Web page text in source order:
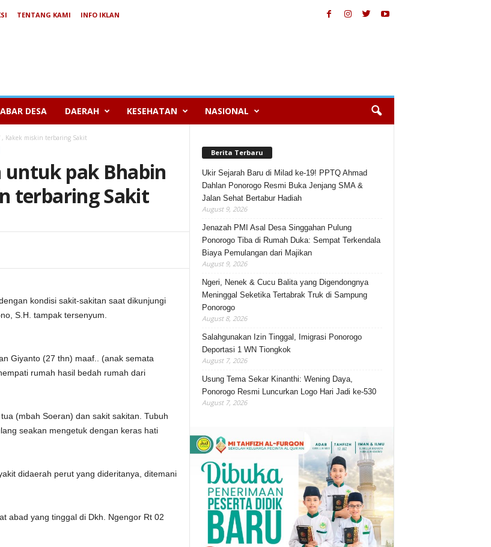
TENTANG KAMI
INFO IKLAN
DESA DAERAH KESEHATAN NASIONAL
Kakek miskin terbaring Sakit
untuk pak Bhabin
terbaring Sakit
kondisi sakit-sakitan saat dikunjungi
S.H. tampak tersenyum.
Giyanto (27 thn) maaf.. (anak semata
rumah hasil bedah rumah dari
(mbah Soeran) dan sakit sakitan. Tubuh
seakan mengetuk dengan keras hati
didaerah perut yang dideritanya, ditemani
abad yang tinggal di Dkh. Ngengor Rt 02
Berita Terbaru
Ukir Sejarah Baru di Milad ke-19! PPTQ Ahmad
Dahlan Ponorogo Resmi Buka Jenjang SMA &
Jalan Sehat Bertabur Hadiah
August 9, 2026
Jenazah PMI Asal Desa Singgahan Pulung
Ponorogo Tiba di Rumah Duka: Sempat Terkendala
Biaya Pemulangan dari Majikan
August 9, 2026
Ngeri, Nenek & Cucu Balita yang Digendongnya
Meninggal Seketika Tertabrak Truk di Sampung
Ponorogo
August 8, 2026
Salahgunakan Izin Tinggal, Imigrasi Ponorogo
Deportasi 1 WN Tiongkok
August 7, 2026
Usung Tema Sekar Kinanthi: Wening Daya,
Ponorogo Resmi Luncurkan Logo Hari Jadi ke-530
August 7, 2026